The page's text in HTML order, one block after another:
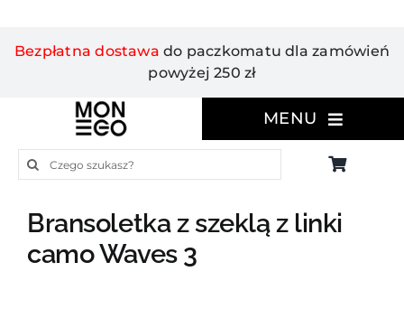
Bezpłatna dostawa do paczkomatu dla zamówień
powyżej 250 zł
MENU
Szukaj
Bransoletka z szeklą z linki
camo Waves 3